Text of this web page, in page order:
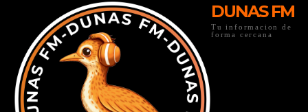
DUNAS FM
Tu informacion de
forma cercana